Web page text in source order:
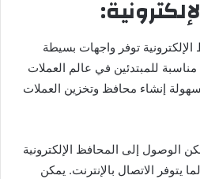
توفر واجهات بسيطة
للمبتدئين في عالم العملات
إنشاء محافظ وتخزين العملات
الوصول إلى المحافظ الإلكترونية
الاتصال بالإنترنت. يمكن